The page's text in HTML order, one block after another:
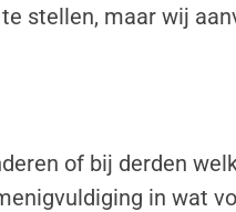
stellen, maar wij
of bij derden
in wat